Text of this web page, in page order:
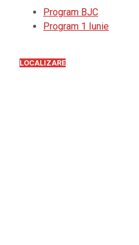
Program BJC
Program 1 Iunie
LOCALIZARE